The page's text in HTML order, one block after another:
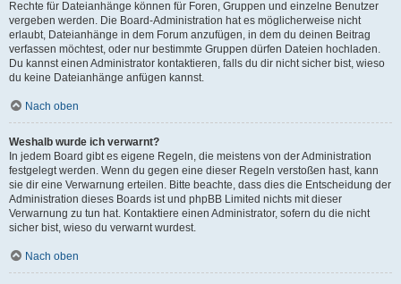
Rechte für Dateianhänge können für Foren, Gruppen und einzelne Benutzer
vergeben werden. Die Board-Administration hat es möglicherweise nicht
erlaubt, Dateianhänge in dem Forum anzufügen, in dem du deinen Beitrag
verfassen möchtest, oder nur bestimmte Gruppen dürfen Dateien hochladen.
Du kannst einen Administrator kontaktieren, falls du dir nicht sicher bist, wieso
du keine Dateianhänge anfügen kannst.
Nach oben
Weshalb wurde ich verwarnt?
In jedem Board gibt es eigene Regeln, die meistens von der Administration
festgelegt werden. Wenn du gegen eine dieser Regeln verstoßen hast, kann
sie dir eine Verwarnung erteilen. Bitte beachte, dass dies die Entscheidung der
Administration dieses Boards ist und phpBB Limited nichts mit dieser
Verwarnung zu tun hat. Kontaktiere einen Administrator, sofern du die nicht
sicher bist, wieso du verwarnt wurdest.
Nach oben